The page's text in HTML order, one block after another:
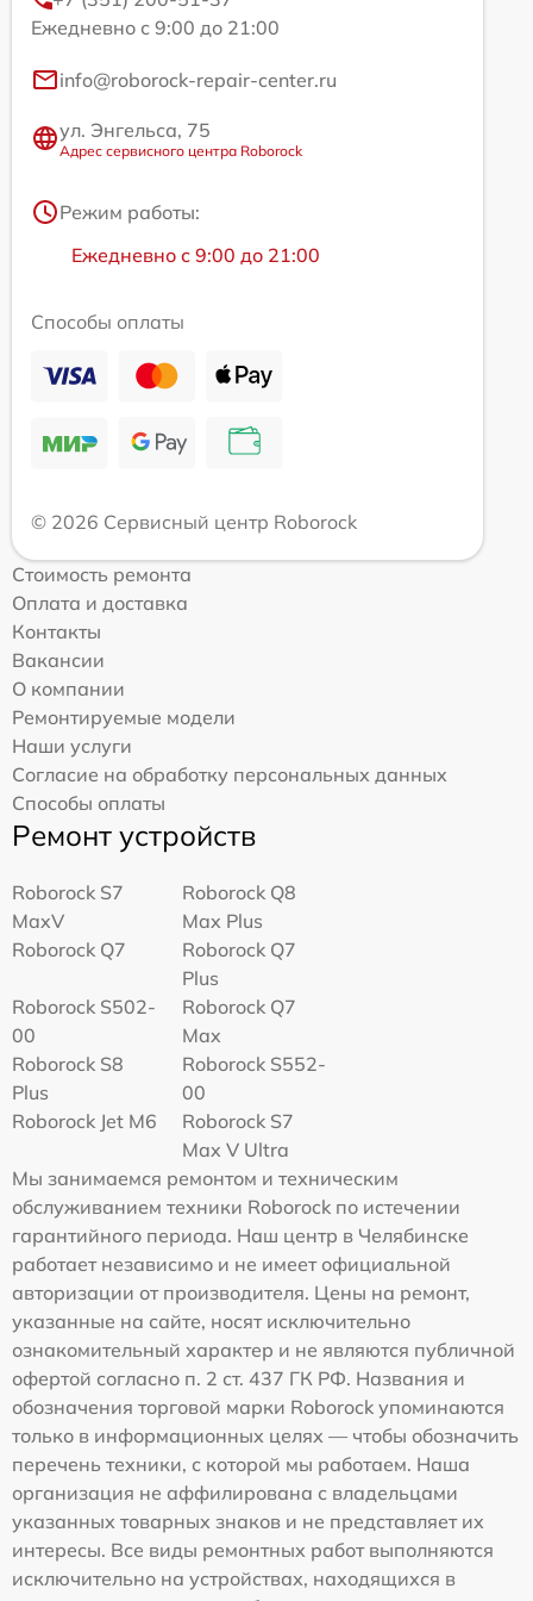
Ежедневно с 9:00 до 21:00
info@roborock-repair-center.ru
ул. Энгельса, 75
Адрес сервисного центра Roborock
Режим работы:
Ежедневно с 9:00 до 21:00
Способы оплаты
© 2026 Сервисный центр Roborock
Стоимость ремонта
Оплата и доставка
Контакты
Вакансии
О компании
Ремонтируемые модели
Наши услуги
Согласие на обработку персональных данных
Способы оплаты
Ремонт устройств
Roborock S7
MaxV
Roborock Q8
Max Plus
Roborock Q7
Roborock Q7
Plus
Roborock S502-
00
Roborock Q7
Max
Roborock S8
Plus
Roborock S552-
00
Roborock Jet M6
Roborock S7
Max V Ultra
Мы занимаемся ремонтом и техническим
обслуживанием техники Roborock по истечении
гарантийного периода. Наш центр в Челябинске
работает независимо и не имеет официальной
авторизации от производителя. Цены на ремонт,
указанные на сайте, носят исключительно
ознакомительный характер и не являются публичной
офертой согласно п. 2 ст. 437 ГК РФ. Названия и
обозначения торговой марки Roborock упоминаются
только в информационных целях — чтобы обозначить
перечень техники, с которой мы работаем. Наша
организация не аффилирована с владельцами
указанных товарных знаков и не представляет их
интересы. Все виды ремонтных работ выполняются
исключительно на устройствах, находящихся в